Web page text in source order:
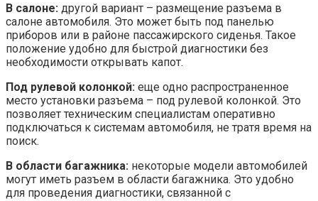
В салоне: другой вариант – размещение разъема в
салоне автомобиля. Это может быть под панелью
приборов или в районе пассажирского сиденья. Такое
положение удобно для быстрой диагностики без
необходимости открывать капот.
Под рулевой колонкой: еще одно распространенное
место установки разъема – под рулевой колонкой. Это
позволяет техническим специалистам оперативно
подключаться к системам автомобиля, не тратя время на
поиск.
В области багажника: некоторые модели автомобилей
могут иметь разъем в области багажника. Это удобно
для проведения диагностики, связанной с